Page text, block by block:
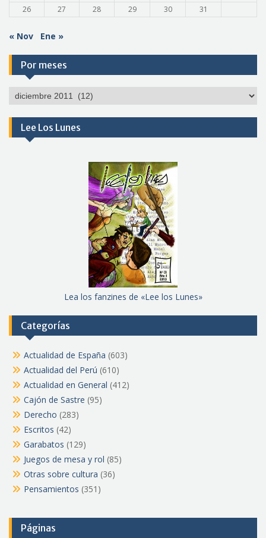
26
27 28 29 30 31
« Nov Ene »
Por meses
Por
Lee Los Lunes
Lea los fanzines de «Lee los Lunes»
Categorías
Actualidad de España (603)
Actualidad del Perú (610)
Actualidad en General (412)
Cajón de Sastre (95)
Derecho (283)
Escritos (42)
Garabatos (129)
Juegos de mesa y rol (85)
Otras sobre cultura (36)
Pensamientos (351)
Páginas